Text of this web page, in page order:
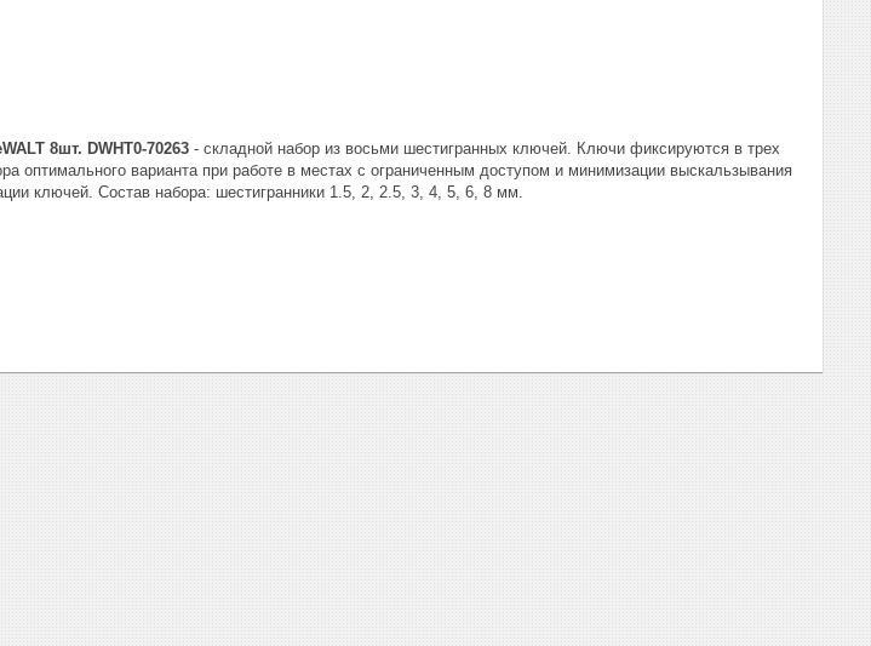
8шт. DWHT0-70263 - складной набор из восьми шестигранных ключей. Ключи фиксируются в трех
оптимального варианта при работе в местах с ограниченным доступом и минимизации выскальзывания
ключей. Состав набора: шестигранники 1.5, 2, 2.5, 3, 4, 5, 6, 8 мм.